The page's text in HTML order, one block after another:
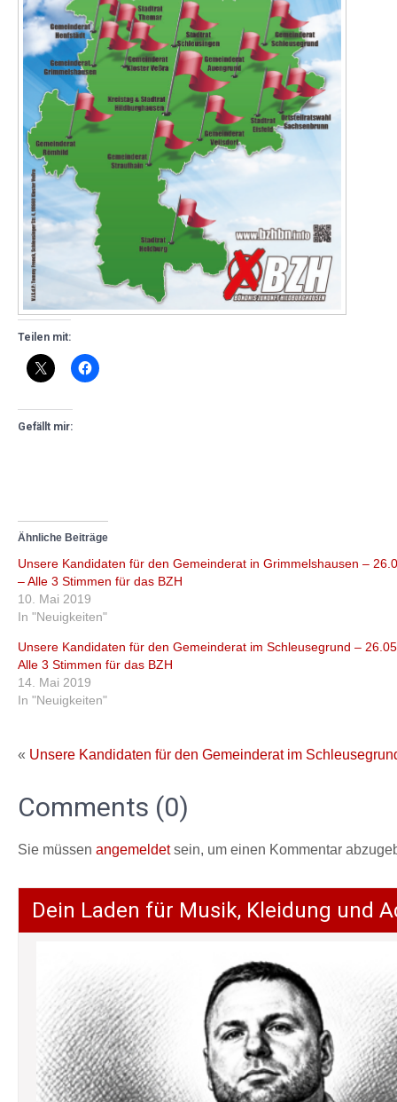
Teilen mit:
Gefällt mir:
Ähnliche Beiträge
Unsere Kandidaten für den Gemeinderat in Grimmelshausen –
– Alle 3 Stimmen für das BZH
10. Mai 2019
In "Neuigkeiten"
Unsere Kandidaten für den Gemeinderat im Schleusegrund –
Alle 3 Stimmen für das BZH
14. Mai 2019
In "Neuigkeiten"
« Unsere Kandidaten für den Gemeinderat im
Comments (0)
Sie müssen angemeldetsein, um einen Kommentar
Dein Laden für Musik, Kleidung und